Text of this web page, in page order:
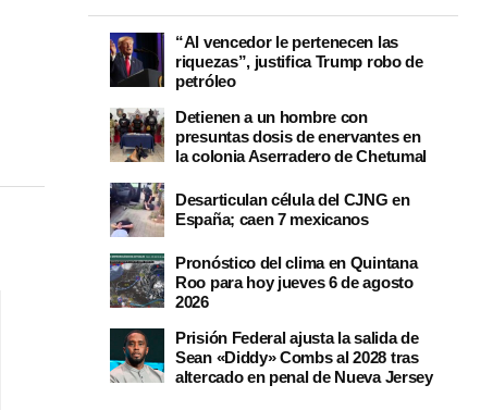
“Al vencedor le pertenecen las
riquezas”, justifica Trump robo de
petróleo
Detienen a un hombre con
presuntas dosis de enervantes en
la colonia Aserradero de Chetumal
Desarticulan célula del CJNG en
España; caen 7 mexicanos
Pronóstico del clima en Quintana
Roo para hoy jueves 6 de agosto
2026
Prisión Federal ajusta la salida de
Sean «Diddy» Combs al 2028 tras
altercado en penal de Nueva Jersey